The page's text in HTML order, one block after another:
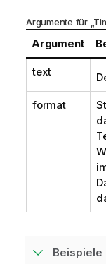
Argumente für
Argument
text
format
Beispiele